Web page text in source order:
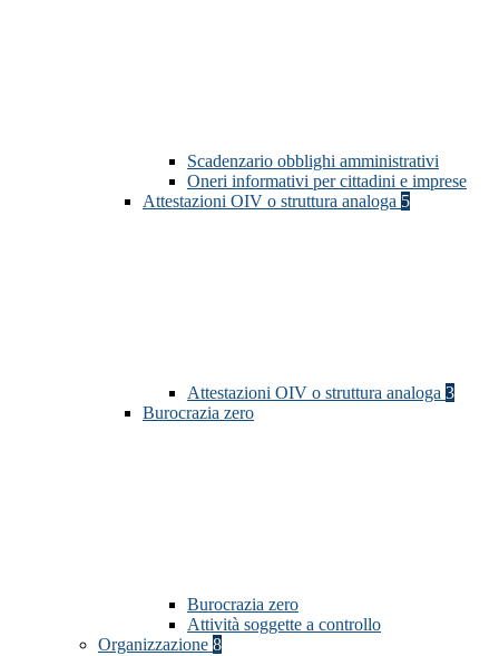
Scadenzario obblighi amministrativi
Oneri informativi per cittadini e imprese
Attestazioni OIV o struttura analoga 5
Attestazioni OIV o struttura analoga 3
Burocrazia zero
Burocrazia zero
Attività soggette a controllo
Organizzazione 8